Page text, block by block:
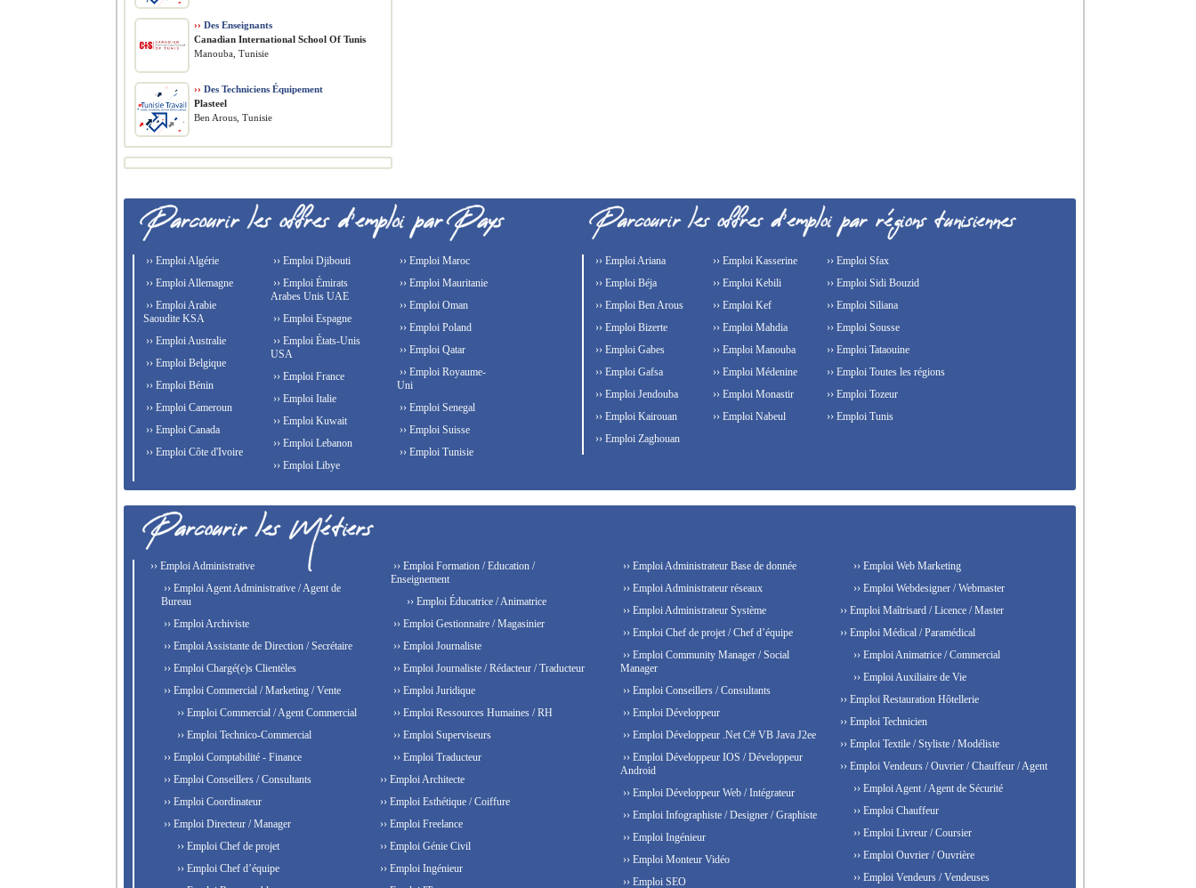
›› Des Enseignants
Canadian International School Of Tunis
Manouba, Tunisie
›› Des Techniciens Équipement
Plasteel
Ben Arous, Tunisie
›› Emploi Algérie
›› Emploi Allemagne
›› Emploi Arabie
Saoudite KSA
›› Emploi Australie
›› Emploi Belgique
›› Emploi Bénin
›› Emploi Cameroun
›› Emploi Canada
›› Emploi Côte d'Ivoire
›› Emploi Djibouti
›› Emploi Émirats
Arabes Unis UAE
›› Emploi Espagne
›› Emploi États-Unis
USA
›› Emploi France
›› Emploi Italie
›› Emploi Kuwait
›› Emploi Lebanon
›› Emploi Libye
›› Emploi Maroc
›› Emploi Mauritanie
›› Emploi Oman
›› Emploi Poland
›› Emploi Qatar
›› Emploi Royaume-
Uni
›› Emploi Senegal
›› Emploi Suisse
›› Emploi Tunisie
›› Emploi Ariana
›› Emploi Béja
›› Emploi Ben Arous
›› Emploi Bizerte
›› Emploi Gabes
›› Emploi Gafsa
›› Emploi Jendouba
›› Emploi Kairouan
›› Emploi Kasserine
›› Emploi Kebili
›› Emploi Kef
›› Emploi Mahdia
›› Emploi Manouba
›› Emploi Médenine
›› Emploi Monastir
›› Emploi Nabeul
›› Emploi Sfax
›› Emploi Sidi Bouzid
›› Emploi Siliana
›› Emploi Sousse
›› Emploi Tataouine
›› Emploi Toutes les régions
›› Emploi Tozeur
›› Emploi Tunis
›› Emploi Zaghouan
›› Emploi Administrative
›› Emploi Agent Administrative / Agent de
Bureau
›› Emploi Archiviste
›› Emploi Assistante de Direction / Secrétaire
›› Emploi Chargé(e)s Clientèles
›› Emploi Commercial / Marketing / Vente
›› Emploi Commercial / Agent Commercial
›› Emploi Technico-Commercial
›› Emploi Comptabilité - Finance
›› Emploi Conseillers / Consultants
›› Emploi Coordinateur
›› Emploi Directeur / Manager
›› Emploi Chef de projet
›› Emploi Chef d’équipe
›› Emploi Formation / Education /
Enseignement
›› Emploi Éducatrice / Animatrice
›› Emploi Gestionnaire / Magasinier
›› Emploi Journaliste
›› Emploi Journaliste / Rédacteur / Traducteur
›› Emploi Juridique
›› Emploi Ressources Humaines / RH
›› Emploi Superviseurs
›› Emploi Traducteur
›› Emploi Architecte
›› Emploi Esthétique / Coiffure
›› Emploi Freelance
›› Emploi Génie Civil
›› Emploi Ingénieur
›› Emploi Administrateur Base de donnée
›› Emploi Administrateur réseaux
›› Emploi Administrateur Système
›› Emploi Chef de projet / Chef d’équipe
›› Emploi Community Manager / Social
Manager
›› Emploi Conseillers / Consultants
›› Emploi Développeur
›› Emploi Développeur .Net C# VB Java J2ee
›› Emploi Développeur IOS / Développeur
Android
›› Emploi Développeur Web / Intégrateur
›› Emploi Infographiste / Designer / Graphiste
›› Emploi Ingénieur
›› Emploi Monteur Vidéo
›› Emploi SEO
›› Emploi Web Marketing
›› Emploi Webdesigner / Webmaster
›› Emploi Maîtrisard / Licence / Master
›› Emploi Médical / Paramédical
›› Emploi Animatrice / Commercial
›› Emploi Auxiliaire de Vie
›› Emploi Restauration Hôtellerie
›› Emploi Technicien
›› Emploi Textile / Styliste / Modéliste
›› Emploi Vendeurs / Ouvrier / Chauffeur / Agent
›› Emploi Agent / Agent de Sécurité
›› Emploi Chauffeur
›› Emploi Livreur / Coursier
›› Emploi Ouvrier / Ouvrière
›› Emploi Vendeurs / Vendeuses